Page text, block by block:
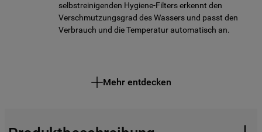
selbstreinigenden Hygiene-Filters erkennt den
Verschmutzungsgrad des Wassers und passt den
Verbrauch und die Temperatur automatisch an.
Mehr entdecken